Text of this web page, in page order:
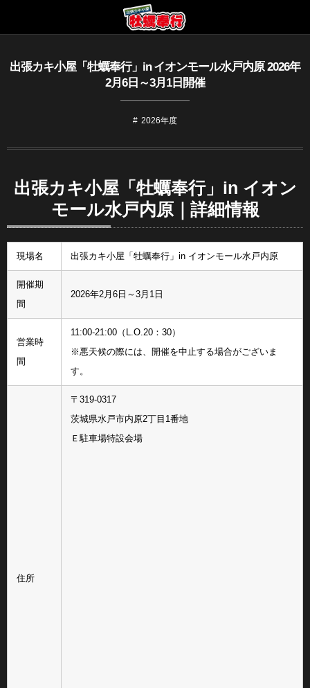
出張カキ小屋「牡蠣奉行」in イオンモール水戸内原 2026年
2月6日～3月1日開催
2026年度
出張カキ小屋「牡蠣奉行」in イオン
モール水戸内原｜詳細情報
現場名 出張カキ小屋「牡蠣奉行」in イオンモール水戸内原
開催期
間
2026年2月6日～3月1日
営業時
間
11:00-21:00（L.O.20：30）
※悪天候の際には、開催を中止する場合がございま
す。
住所
〒319-0317
茨城県水戸市内原2丁目1番地
Ｅ駐車場特設会場